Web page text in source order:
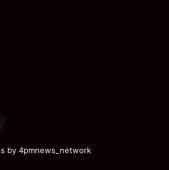
by 4pmnews_network